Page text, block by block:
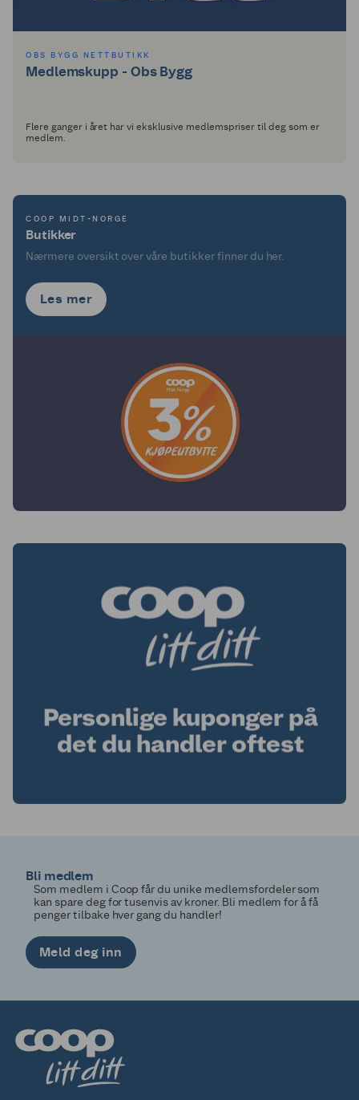
OBS BYGG NETTBUTIKK
Medlemskupp - Obs Bygg
Flere ganger i året har vi eksklusive medlemspriser til deg som er
medlem.
COOP MIDT-NORGE
Butikker
Nærmere oversikt over våre butikker finner du her.
Les mer
Bli medlem
Som medlem i Coop får du unike medlemsfordeler som
kan spare deg for tusenvis av kroner. Bli medlem for å få
penger tilbake hver gang du handler!
Meld deg inn